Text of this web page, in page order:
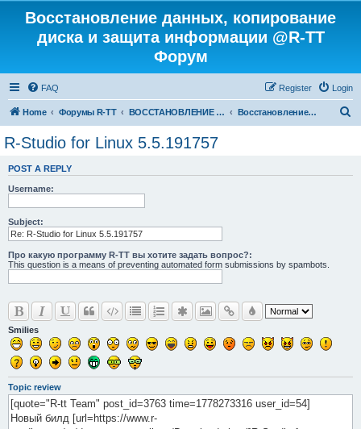
Восстановление данных, копирование
диска и защита информации @R-TT
Форум
FAQ Login
Register
Home Форумы R-TT ВОССТАНОВЛЕНИЕ ДАННЫХ И УДАЛЕННЫХ ФАЙЛОВ Восстановление данных
R-Studio for Linux 5.5.191757
POST A REPLY
Username:
Subject:
Про какую программу R-TT вы хотите задать вопрос?:
This question is a means of preventing automated form submissions by spambots.
Smilies
Topic review